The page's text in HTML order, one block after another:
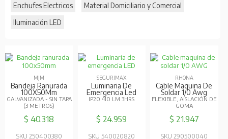
Enchufes Electricos
Material Domiciliario y Comercial
Iluminación LED
MJM
Bandeja Ranurada
100X50Mm
GALVANIZADA - SIN TAPA
(3 METROS)
$ 40.318
SKU 250400380
SEGURIMAX
Luminaria De
Emergencia Led
IP20 410 LM 3HRS
$ 24.959
SKU 540020820
RHONA
Cable Maquina De
Soldar 1/0 Awg
FLEXIBLE, AISLACIÓN DE
GOMA
$ 21.947
SKU 290500040